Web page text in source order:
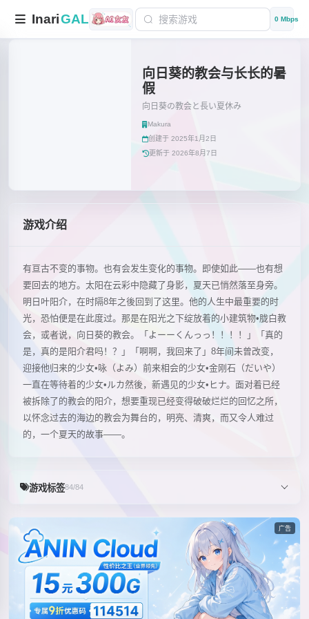
InariGAL 0 Mbps
向日葵的教会与长长的暑
假
向日葵の教会と長い夏休み
Makura
创建于 2025年1月2日
更新于 2026年8月7日
游戏介绍
有亘古不变的事物。也有会发生变化的事物。即使如此——也有想
要回去的地方。太阳在云彩中隐藏了身影，夏天已悄然落至身旁。
明日叶阳介，在时隔8年之後回到了这里。他的人生中最重要的时
光，恐怕便是在此度过。那是在阳光之下绽放着的小建筑物•胧白教
会，或者说，向日葵的教会。「よーーくんっっ！！！！」「真的
是，真的是阳介君吗！？」「啊啊，我回来了」8年间未曾改变，
迎接他归来的少女•咏（よみ）前来相会的少女•金刚石（だいや）
一直在等待着的少女•ルカ然後，新遇见的少女•ヒナ。面对着已经
被拆除了的教会的阳介，想要重现已经变得破破烂烂的回忆之所，
以怀念过去的海边的教会为舞台的，明亮、清爽，而又令人难过
的，一个夏天的故事——。
游戏标签84/84
广告